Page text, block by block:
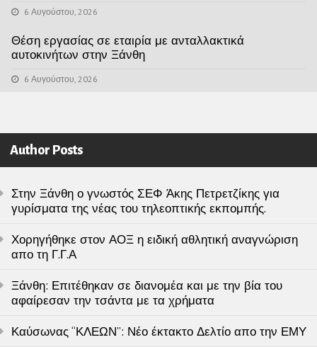
6 Αυγούστου, 2026
Θέση εργασίας σε εταιρία με ανταλλακτικά
αυτοκινήτων στην Ξάνθη
6 Αυγούστου, 2026
Author Posts
Στην Ξάνθη ο γνωστός ΣΕΦ Άκης Πετρετζίκης για
γυρίσματα της νέας του τηλεοπτικής εκπομπής.
Χορηγήθηκε στον ΑΟΞ η ειδική αθλητική αναγνώριση
απο τη Γ.Γ.Α
Ξάνθη: Επιτέθηκαν σε διανομέα και με την βία του
αφαίρεσαν την τσάντα με τα χρήματα
Καύσωνας “ΚΛΕΩΝ”: Νέο έκτακτο Δελτίο απο την ΕΜΥ